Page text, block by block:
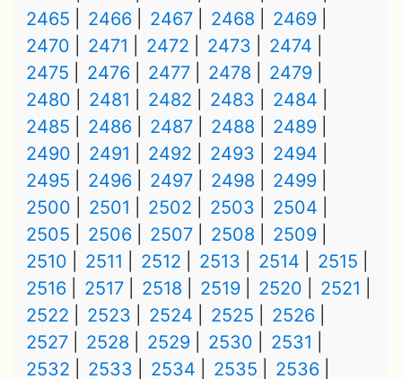
2465
2466 2467 2468
2469
2470
2471 2472 2473
2474
2475
2476 2477 2478
2479
2480
2481 2482 2483
2484
2485
2486 2487 2488
2489
2490
2491 2492 2493
2494
2495
2496 2497 2498
2499
2500
2501 2502 2503
2504
2505
2506 2507 2508
2509
2510
2511 2512 2513 2514
2515
2516
2517 2518 2519 2520
2521
2522
2523 2524 2525
2526
2527
2528 2529 2530
2531
2532
2533 2534 2535
2536